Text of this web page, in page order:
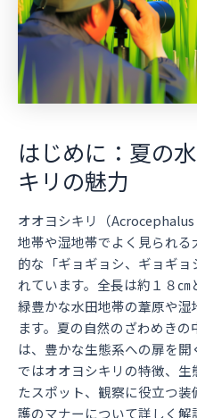
はじめに：夏の
キリの魅力
オオヨシキリ（
地帯や湿地帯でよく見られ
的な「ギョギョシ、ギョギ
れています。全長は約１８㎝
緑豊かな水田地帯の葦原や
ます。夏の自然のざわめき
は、豊かな生態系への扉を
ではオオヨシキリの特徴、
たスポット、観察に役立つ
護のマナーについて詳しく